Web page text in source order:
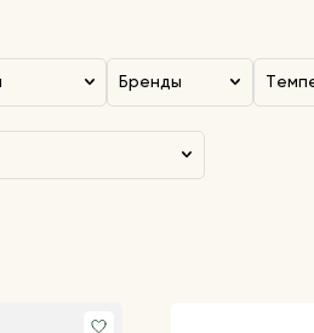
Бренды